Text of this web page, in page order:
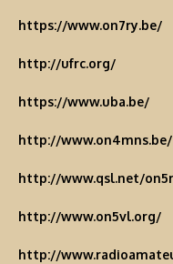
https://www.on7ry.be/
http://ufrc.org/
https://www.uba.be/
http://www.on4mns.be/
http://www.qsl.net/
http://www.on5vl.org/
http://